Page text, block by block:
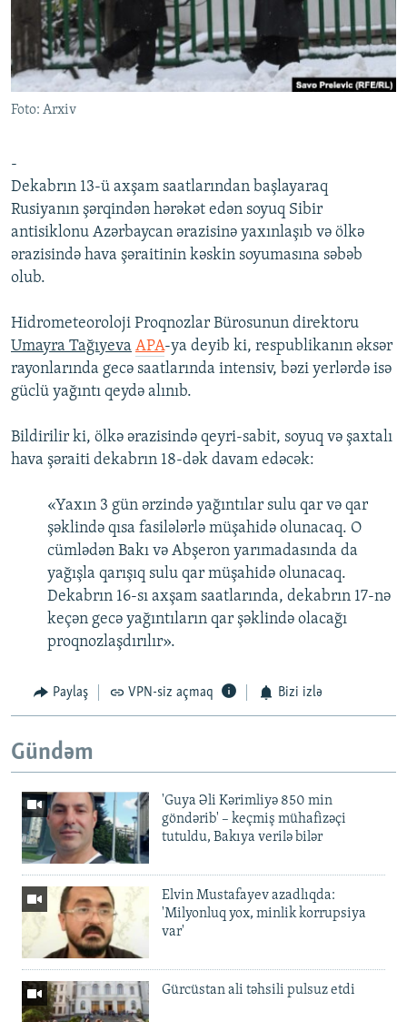
İNFOQRAFIKA
KARIKATURA
AZƏRBAYCAN ƏDƏBIYYATI KITABXANASI
İSLAM VƏ DEMOKRATIYA
İZ - MƏDƏNIYYƏT PROQRAMI
MISSIYAMIZ
PEŞƏ ETIKASI VƏ JURNALISTIKA STANDARTLARIMIZ
MATERIALLARIMIZDAN ISTIFADƏ
AZADLIQRADIOSU MOBIL TELEFONUNUZDA
XƏBƏR BÜLLETENLƏRIMIZ
BIZI IZLƏ
RFE/RL-in bütün saytları
Foto: Arxiv
-
Dekabrın 13-ü axşam saatlarından başlayaraq
Rusiyanın şərqindən hərəkət edən soyuq Sibir
antisiklonu Azərbaycan ərazisinə yaxınlaşıb və ölkə
ərazisində hava şəraitinin kəskin soyumasına səbəb
olub.
Hidrometeoroloji Proqnozlar Bürosunun direktoru
Umayra Tağıyeva APA-ya deyib ki, respublikanın əksər
rayonlarında gecə saatlarında intensiv, bəzi yerlərdə isə
güclü yağıntı qeydə alınıb.
Bildirilir ki, ölkə ərazisində qeyri-sabit, soyuq və şaxtalı
hava şəraiti dekabrın 18-dək davam edəcək:
«Yaxın 3 gün ərzində yağıntılar sulu qar və qar
şəklində qısa fasilələrlə müşahidə olunacaq. O
cümlədən Bakı və Abşeron yarımadasında da
yağışla qarışıq sulu qar müşahidə olunacaq.
Dekabrın 16-sı axşam saatlarında, dekabrın 17-nə
keçən gecə yağıntıların qar şəklində olacağı
proqnozlaşdırılır».
Paylaş VPN-siz açmaq Bizi izlə
Gündəm
'Guya Əli Kərimliyə 850 min
göndərib' – keçmiş mühafizəçi
tutuldu, Bakıya verilə bilər
Elvin Mustafayev azadlıqda:
'Milyonluq yox, minlik korrupsiya
var'
Gürcüstan ali təhsili pulsuz etdi